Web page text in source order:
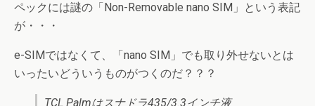
ペックには謎の「Non-Removable nano SIM」という表記
が・・・
e-SIMではなくて、「nano SIM」でも取り外せないとは
いったいどういうものがつくのだ？？？
TCL Palmはスナドラ435/3.3インチ液